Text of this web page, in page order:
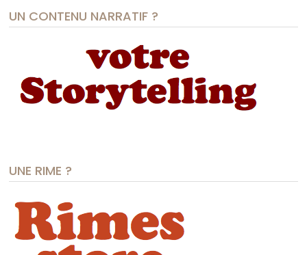
UN CONTENU NARRATIF ?
UNE RIME ?